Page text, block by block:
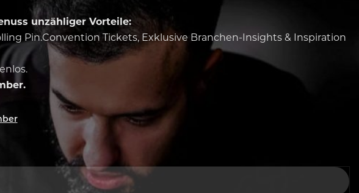
unzähliger Vorteile:
Pin.Convention Tickets, Exklusive Branchen-Insights & Inspiration